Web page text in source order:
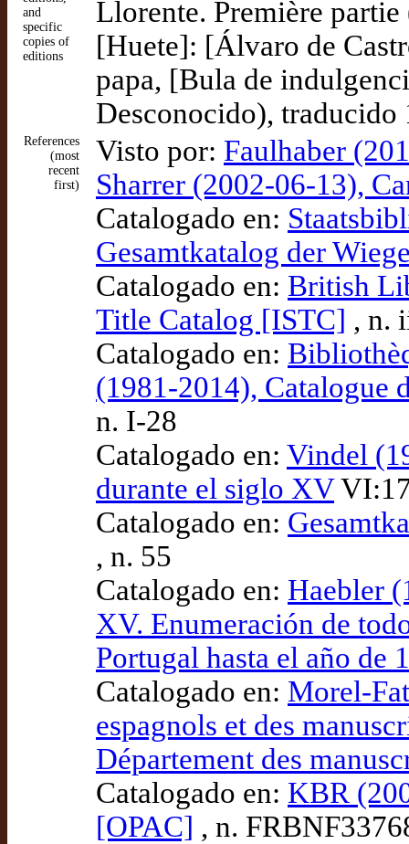
and
specific
copies of
editions
Llorente. Première
[Huete]: [Álvaro de
papa, [Bula de
Desconocido), traducido
References
(most
recent
first)
Visto por: Faulhaber
Sharrer (2002-06-13),
Catalogado en:
Gesamtkatalog der
Catalogado en: British
Title Catalog [ISTC] , n.
Catalogado en:
(1981-2014), Catalogue
n. I-28
Catalogado en: Vindel
durante el siglo XV
Catalogado en:
, n. 55
Catalogado en: Haebler
XV. Enumeración de
Portugal hasta el año de
Catalogado en: Morel-
espagnols et des
Département des
Catalogado en: KBR
[OPAC] , n.